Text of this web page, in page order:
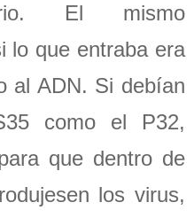
El mismo
lo que entraba era
al ADN. Si debían
como el P32,
que dentro de
los virus,